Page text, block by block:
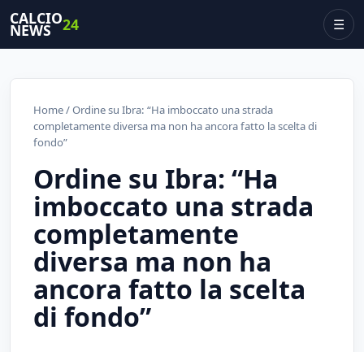
CALCIO
NEWS 24 ☰
Home/ Ordine su Ibra: “Ha imboccato una strada
completamente diversa ma non ha ancora fatto la scelta di
fondo”
Ordine su Ibra: “Ha
imboccato una strada
completamente
diversa ma non ha
ancora fatto la scelta
di fondo”